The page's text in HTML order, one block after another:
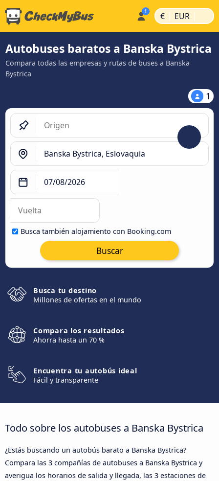
€ | EUR |
Autobuses baratos a Banska Bystrica
Compara todas las empresas y rutas de buses a Banska
Bystrica
1
Busca también alojamiento con Booking.com
Buscar
Busca tu destino
Millones de ofertas en el mundo
Compara los resultados
Ahorra hasta un 70 %
Encuentra tu autobús ideal
Fácil y transparente
Todo sobre los autobuses a Banska Bystrica
¿Estás buscando un autobús barato a Banska Bystrica?
Compara las 3 compañías de autobuses a Banska Bystrica y
averigua los horarios de salida y llegada, las 3 estaciones de